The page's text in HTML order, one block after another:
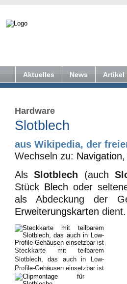
Aktuelles News Artikel
Hardware
Slotblech
aus Wikipedia, der
Wechseln zu: Navigation,
AlsSlotblech (auch
Stück Blech oder
als Abdeckung der
Erweiterungskarten dient.
Steckkarte mit teilbarem
Slotblech, das auch in Low-
Profile-Gehäusen einsetzbar ist